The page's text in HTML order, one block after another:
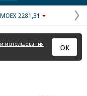
2281,31
использования
ОК